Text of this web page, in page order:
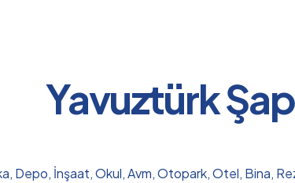
Yavuztürk
Depo, İnşaat, Okul, Avm, Otopark, Otel, Bina,